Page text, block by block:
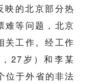
映的北京部分热
难等问题，北京
关工作。经工作
27岁）和李某
位于外省的非法